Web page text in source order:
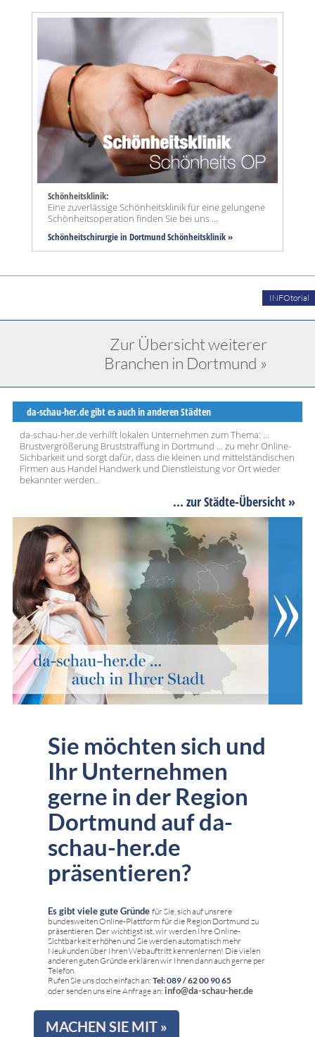
Schönheitsklinik:
Eine zuverlässige Schönheitsklinik für eine gelungene
Schönheitsoperation finden Sie bei uns ...
Schönheitschirurgie in Dortmund Schönheitsklinik »
INFOtorial
Zur Übersicht weiterer
Branchen in Dortmund »
da-schau-her.de gibt es auch in anderen Städten
da-schau-her.de verhilft lokalen Unternehmen zum Thema: ...
Brustvergrößerung Bruststraffung in Dortmund ... zu mehr Online-
Sichbarkeit und sorgt dafür, dass die kleinen und mittelständischen
Firmen aus Handel Handwerk und Dienstleistung vor Ort wieder
bekannter werden..
... zur Städte-Übersicht »
Sie möchten sich und
Ihr Unternehmen
gerne in der Region
Dortmund auf da-
schau-her.de
präsentieren?
Es gibt viele gute Gründe für Sie, sich auf unsrere
bundesweiten Online-Plattform für die Region Dortmund zu
präsentieren. Der wichtigst ist, wir werden Ihre Online-
Sichtbarkeit erhöhen und Sie werden automatisch mehr
Neukunden über Ihren Webauftritt kennenlernen! Die vielen
anderen guten Gründe erklären wir Ihnen dann auch gerne per
Telefon.
Rufen Sie uns doch einfach an: Tel: 089 / 62 00 90 65
oder senden uns eine Anfrage an: info@da-schau-her.de
MACHEN SIE MIT »